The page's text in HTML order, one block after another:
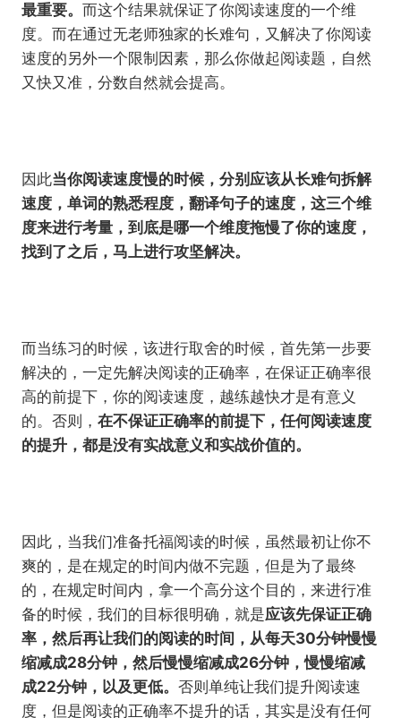
最重要。 而这个结果就保证了你阅读速度的一个维
度。而在通过无老师独家的长难句，又解决了你阅读
速度的另外一个限制因素，那么你做起阅读题，自然
又快又准，分数自然就会提高。
因此当你阅读速度慢的时候，分别应该从长难句拆解
速度，单词的熟悉程度，翻译句子的速度，这三个维
度来进行考量，到底是哪一个维度拖慢了你的速度，
找到了之后，马上进行攻坚解决。
而当练习的时候，该进行取舍的时候，首先第一步要
解决的，一定先解决阅读的正确率，在保证正确率很
高的前提下，你的阅读速度，越练越快才是有意义
的。否则， 在不保证正确率的前提下，任何阅读速度
的提升，都是没有实战意义和实战价值的。
因此，当我们准备托福阅读的时候，虽然最初让你不
爽的，是在规定的时间内做不完题，但是为了最终
的，在规定时间内，拿一个高分这个目的，来进行准
备的时候，我们的目标很明确，就是应该先保证正确
率，然后再让我们的阅读的时间，从每天30分钟慢慢
缩减成28分钟，然后慢慢缩减成26分钟，慢慢缩减
成22分钟，以及更低。 否则单纯让我们提升阅读速
度，但是阅读的正确率不提升的话，其实是没有任何